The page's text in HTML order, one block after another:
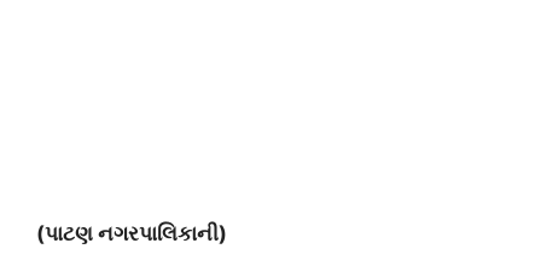
(પાટણ નગરપાલિકાની)